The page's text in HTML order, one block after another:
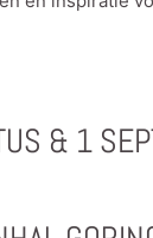
& 1